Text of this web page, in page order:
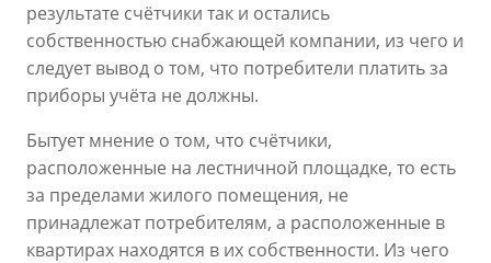
результате счётчики так и остались
собственностью снабжающей компании, из чего и
следует вывод о том, что потребители платить за
приборы учёта не должны.
Бытует мнение о том, что счётчики,
расположенные на лестничной площадке, то есть
за пределами жилого помещения, не
принадлежат потребителям, а расположенные в
квартирах находятся в их собственности. Из чего